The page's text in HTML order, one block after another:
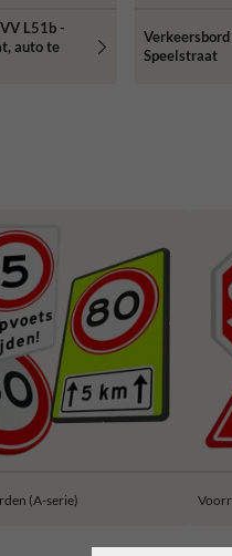
L51b -
auto te
Speelstraat
(A-serie)